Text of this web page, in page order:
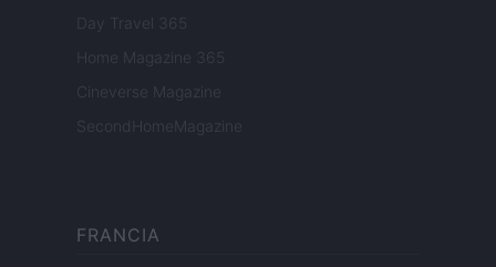
Day Travel 365
Home Magazine 365
Cineverse Magazine
SecondHomeMagazine
FRANCIA